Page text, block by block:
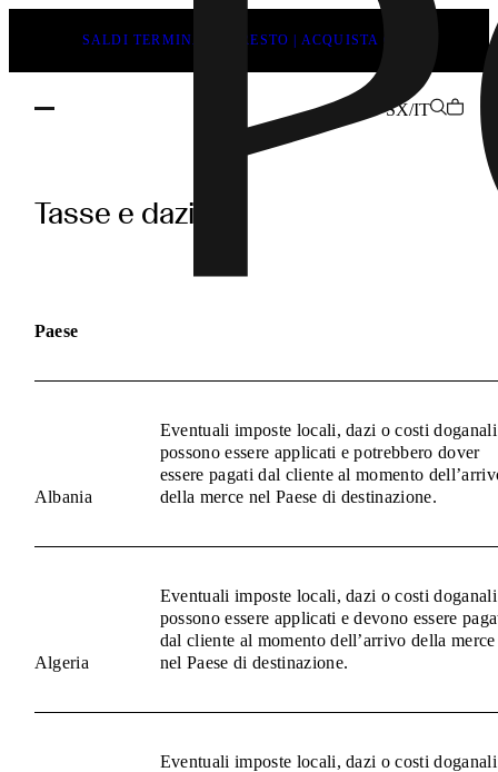
SALDI TERMINANO PRESTO | ACQUISTA ORA
SX/IT
Tasse e dazi
Paese
Albania
Eventuali imposte locali, dazi o costi doganali
possono essere applicati e potrebbero dover
essere pagati dal cliente al momento
della merce nel Paese di destinazione.
Algeria
Eventuali imposte locali, dazi o costi doganali
possono essere applicati e devono essere
dal cliente al momento dell’arrivo della merce
nel Paese di destinazione.
Eventuali imposte locali, dazi o costi doganali